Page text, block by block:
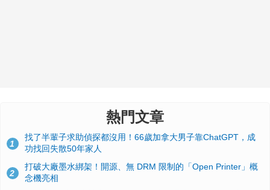
熱門文章
1
找了半輩子求助偵探都沒用！66歲加拿大男子靠ChatGPT，成
功找回失散50年家人
2
打破大廠墨水綁架！開源、無 DRM 限制的「Open Printer」概
念機亮相